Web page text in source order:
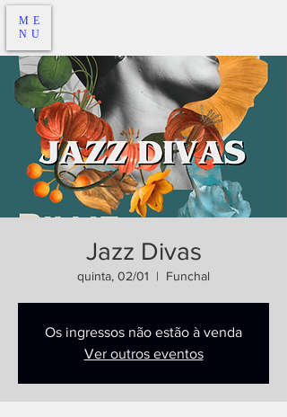
ME
NU
Jazz Divas
quinta, 02/01
  |
Funchal
Os ingressos não estão à venda
Ver outros eventos